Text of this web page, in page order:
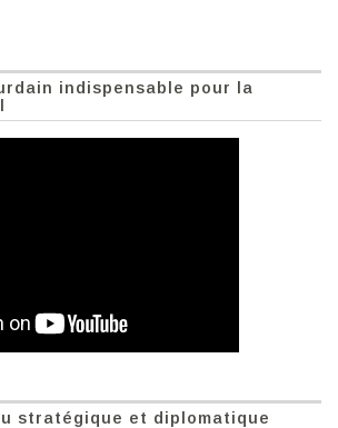
indispensable pour la
stratégique et diplomatique